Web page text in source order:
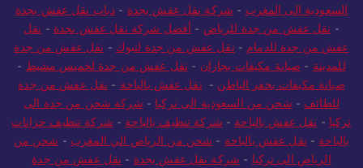
السعودية الى المغرب - شركة نقل عفش بجدة - دباب نقل عفش بجدة
- نقل عفش من جدة للرياض - أفضل شركة نقل عفش بجدة - نقل
عفش من جدة للدمام - نقل عفش من جدة لتبوك - نقل عفش من جدة
للمدينة - صيانة مكيفات بجازان - نقل عفش من جدة لخميس مشيط -
صيانة مكيفات بحفر الباطن - نقل عفش بالباحة - نقل عفش من جدة
للطائف - شحن من السعودية الى تركيا - شركة شحن من جدة الى
تركيا - نقل عفش بالباحة - شركة تنظيف بالباحة - شركة تنظيف خزانات
بالباحة - نقل عفش بالباحة - شحن من الرياض الي المغرب - شحن من
الرياض الى تركيا - شركة نقل عفش بجدة - نقل عفش من جدة